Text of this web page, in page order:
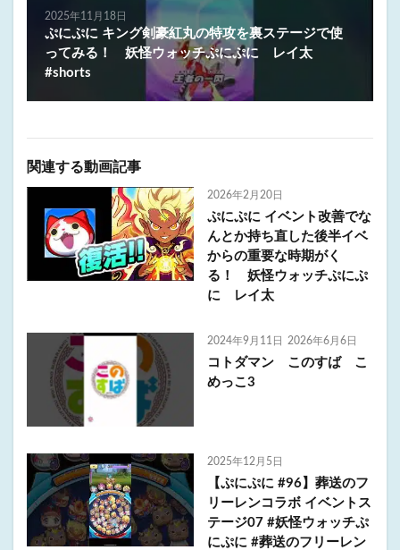
2025年11月18日
ぷにぷに キング剣豪紅丸の特攻を裏ステージで使
ってみる！ 妖怪ウォッチぷにぷに レイ太
#shorts
関連する動画記事
2026年2月20日
ぷにぷに イベント改善でな
んとか持ち直した後半イベ
からの重要な時期がく
る！ 妖怪ウォッチぷにぷ
に レイ太
2024年9月11日 2026年6月6日
コトダマン このすば こ
めっこ3
2025年12月5日
【ぷにぷに #96】葬送のフ
リーレンコラボ イベントス
テージ07 #妖怪ウォッチぷ
にぷに #葬送のフリーレン